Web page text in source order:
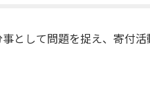
として問題を捉え、寄付